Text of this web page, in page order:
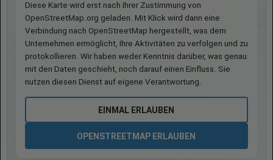
Diese Karte wird erst nach Ihrer Zustimmung von
OpenStreetMap.org geladen. Mit Klick wird dann eine
Verbindung nach OpenStreetMap hergestellt, was dem
Unternehmen ermöglicht, Ihre Aktivitäten zu verfolgen und zu
protokollieren. Wir haben weder Kenntnis darüber, was genau
mit den Daten geschieht, noch darauf einen Einfluss. Sie
nutzen diesen Dienst auf eigene Verantwortung.
EINMAL ERLAUBEN
OPENSTREETMAP ERLAUBEN